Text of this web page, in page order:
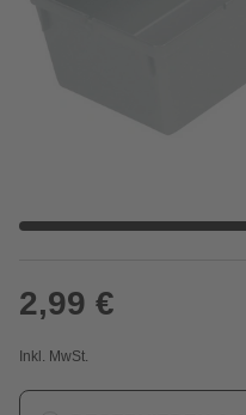
2,99 €
Inkl. MwSt.